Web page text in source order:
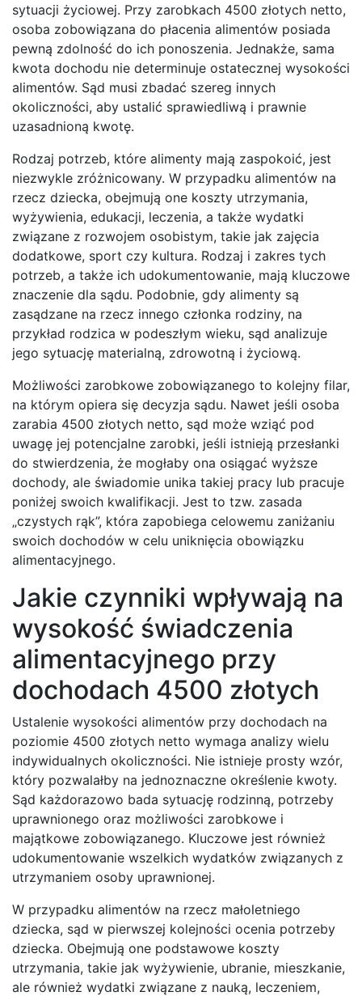
sytuacji życiowej. Przy zarobkach 4500 złotych netto,
osoba zobowiązana do płacenia alimentów posiada
pewną zdolność do ich ponoszenia. Jednakże, sama
kwota dochodu nie determinuje ostatecznej wysokości
alimentów. Sąd musi zbadać szereg innych
okoliczności, aby ustalić sprawiedliwą i prawnie
uzasadnioną kwotę.
Rodzaj potrzeb, które alimenty mają zaspokoić, jest
niezwykle zróżnicowany. W przypadku alimentów na
rzecz dziecka, obejmują one koszty utrzymania,
wyżywienia, edukacji, leczenia, a także wydatki
związane z rozwojem osobistym, takie jak zajęcia
dodatkowe, sport czy kultura. Rodzaj i zakres tych
potrzeb, a także ich udokumentowanie, mają kluczowe
znaczenie dla sądu. Podobnie, gdy alimenty są
zasądzane na rzecz innego członka rodziny, na
przykład rodzica w podeszłym wieku, sąd analizuje
jego sytuację materialną, zdrowotną i życiową.
Możliwości zarobkowe zobowiązanego to kolejny filar,
na którym opiera się decyzja sądu. Nawet jeśli osoba
zarabia 4500 złotych netto, sąd może wziąć pod
uwagę jej potencjalne zarobki, jeśli istnieją przesłanki
do stwierdzenia, że mogłaby ona osiągać wyższe
dochody, ale świadomie unika takiej pracy lub pracuje
poniżej swoich kwalifikacji. Jest to tzw. zasada
„czystych rąk”, która zapobiega celowemu zaniżaniu
swoich dochodów w celu uniknięcia obowiązku
alimentacyjnego.
Jakie czynniki wpływają na
wysokość świadczenia
alimentacyjnego przy
dochodach 4500 złotych
Ustalenie wysokości alimentów przy dochodach na
poziomie 4500 złotych netto wymaga analizy wielu
indywidualnych okoliczności. Nie istnieje prosty wzór,
który pozwalałby na jednoznaczne określenie kwoty.
Sąd każdorazowo bada sytuację rodzinną, potrzeby
uprawnionego oraz możliwości zarobkowe i
majątkowe zobowiązanego. Kluczowe jest również
udokumentowanie wszelkich wydatków związanych z
utrzymaniem osoby uprawnionej.
W przypadku alimentów na rzecz małoletniego
dziecka, sąd w pierwszej kolejności ocenia potrzeby
dziecka. Obejmują one podstawowe koszty
utrzymania, takie jak wyżywienie, ubranie, mieszkanie,
ale również wydatki związane z nauką, leczeniem,